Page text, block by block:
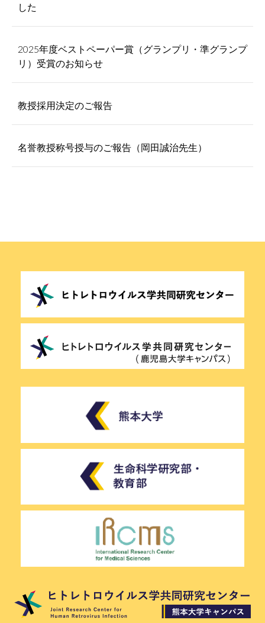
した
2025年度ベストペーパー賞（グランプリ・準グランプ
リ）受賞のお知らせ
教授採用決定のご報告
名誉教授称号授与のご報告（岡田誠治先生）